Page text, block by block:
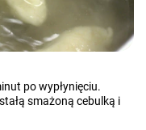
po wypłynięciu.
smażoną cebulką i